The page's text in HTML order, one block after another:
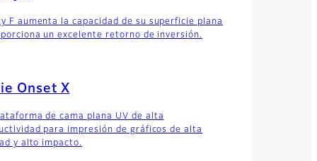
F aumenta la capacidad de su superficie plana
un excelente retorno de inversión.
Onset X
de cama plana UV de alta
para impresión de gráficos de alta
y alto impacto.